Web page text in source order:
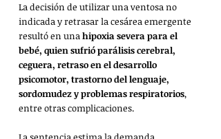
La decisión de utilizar una ventosa no
indicada y retrasar la cesárea emergente
resultó en una hipoxia severa para el
bebé, quien sufrió parálisis cerebral,
ceguera, retraso en el desarrollo
psicomotor, trastorno del lenguaje,
sordomudez y problemas respiratorios,
entre otras complicaciones.